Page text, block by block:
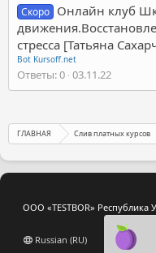
Скоро Онлайн клуб
стресса [Татьяна
Bot Kursoff.net
Ответы 0 03.11.22
ГЛАВНАЯ Слив платных курсов
ООО «TESTBOR» Республика
Russian (RU)